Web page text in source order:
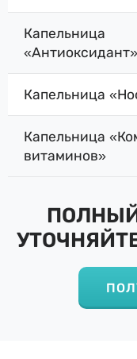
Капельница
«Антиоксидант»
Капельница
Капельница
витаминов»